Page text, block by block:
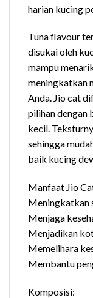
harian kucing
Tuna flavour
disukai oleh
mampu
meningkatkan
Anda. Jio cat
pilihan dengan
kecil.
sehingga
baik kucing
Manfaat Jio
Meningkatkan
Menjaga
Menjadikan
Memelihara
Membantu
Komposisi: